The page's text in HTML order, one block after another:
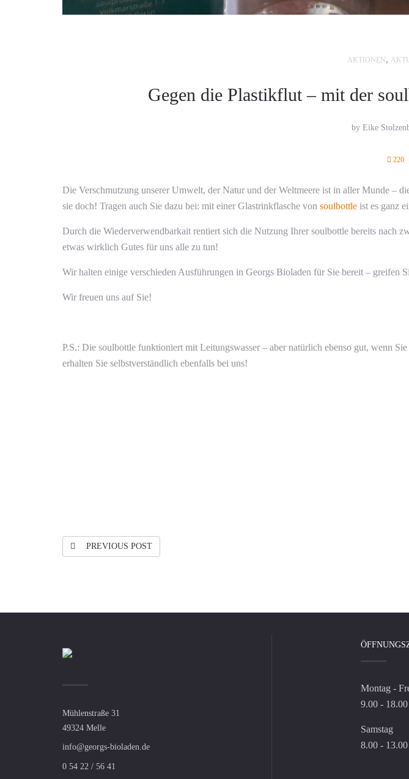
AKTIONEN,
Gegen die Plastikflut – mit der
by Eike
220
Die Verschmutzung unserer Umwelt, der Natur und der Weltmeere ist in aller Munde –
sie doch! Tragen auch Sie dazu bei: mit einer Glastrinkflasche von soulbottle ist es ganz
Durch die Wiederverwendbarkait rentiert sich die Nutzung Ihrer soulbottle bereits nach
etwas wirklich Gutes für uns alle zu tun!
Wir halten einige verschieden Ausführungen in Georgs Bioladen für Sie bereit – greifen
Wir freuen uns auf Sie!
P.S.: Die soulbottle funktioniert mit Leitungswasser – aber natürlich ebenso gut, wenn
erhalten Sie selbstverständlich ebenfalls bei uns!
PREVIOUS POST
Mühlenstraße 31
49324 Melle
info@georgs-bioladen.de
0 54 22 / 56 41
Montag -
9.00 -
Samstag
8.00 -